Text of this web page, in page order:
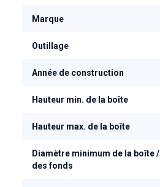
Marque
Outillage
Année de construction
Hauteur min. de la boîte
Hauteur max. de la boîte
Diamètre minimum de la boîte /
des fonds